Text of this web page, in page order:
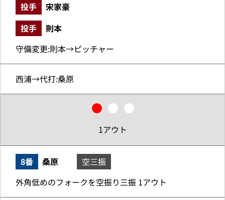
投手
宋家豪
投手
則本
守備変更:則本→ピッチャー
西浦→代打:桑原
1アウト
8番 桑原
空三振
外角低めのフォークを空振り三振 1アウト